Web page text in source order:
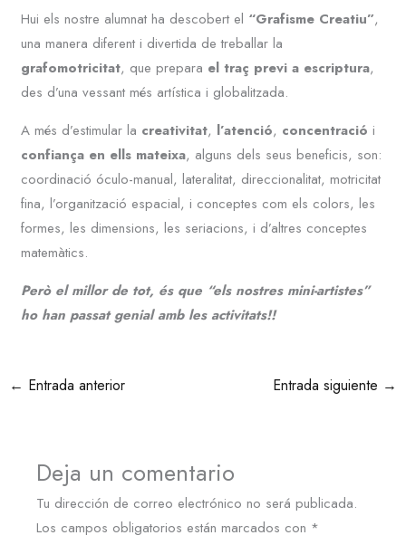
Hui els nostre alumnat ha descobert el “Grafisme Creatiu”,
una manera diferent i divertida de treballar la
grafomotricitat, que prepara el traç previ a escriptura,
des d’una vessant més artística i globalitzada.
A més d’estimular la creativitat, l’atenció, concentraciói
confiança en ells mateixa, alguns dels seus beneficis, son:
coordinació óculo-manual, lateralitat, direccionalitat, motricitat
fina, l’organització espacial, i conceptes com els colors, les
formes, les dimensions, les seriacions, i d’altres conceptes
matemàtics.
Però el millor de tot, és que “els nostres mini-artistes”
ho han passat genial amb les activitats!!
← Entrada anterior Entrada siguiente →
Deja un comentario
Tu dirección de correo electrónico no será publicada.
Los campos obligatorios están marcados con *